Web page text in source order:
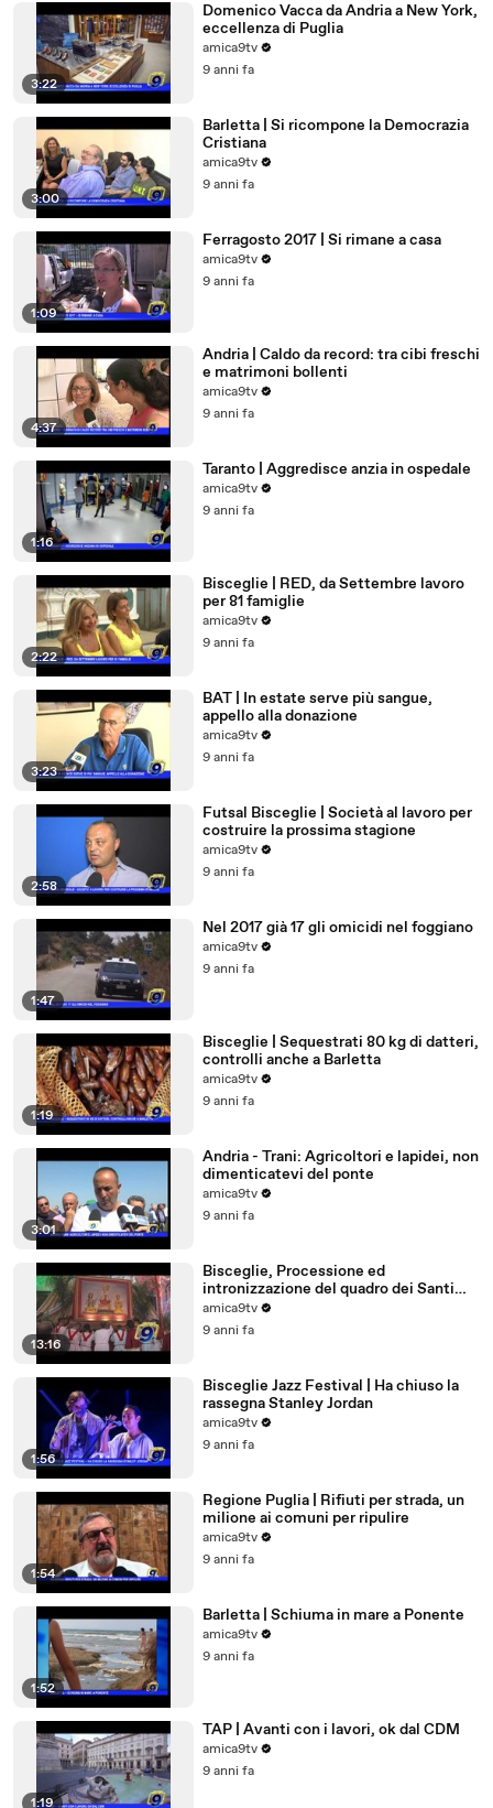
3:22
Domenico Vacca da Andria a New York,
eccellenza di Puglia
amica9tv
9 anni fa
3:00
Barletta | Si ricompone la Democrazia
Cristiana
amica9tv
9 anni fa
1:09
Ferragosto 2017 | Si rimane a casa
amica9tv
9 anni fa
4:37
Andria | Caldo da record: tra cibi freschi
e matrimoni bollenti
amica9tv
9 anni fa
1:16
Taranto | Aggredisce anzia in ospedale
amica9tv
9 anni fa
2:22
Bisceglie | RED, da Settembre lavoro
per 81 famiglie
amica9tv
9 anni fa
3:23
BAT | In estate serve più sangue,
appello alla donazione
amica9tv
9 anni fa
2:58
Futsal Bisceglie | Società al lavoro per
costruire la prossima stagione
amica9tv
9 anni fa
1:47
Nel 2017 già 17 gli omicidi nel foggiano
amica9tv
9 anni fa
1:19
Bisceglie | Sequestrati 80 kg di datteri,
controlli anche a Barletta
amica9tv
9 anni fa
3:01
Andria - Trani: Agricoltori e lapidei, non
dimenticatevi del ponte
amica9tv
9 anni fa
13:16
Bisceglie, Processione ed
intronizzazione del quadro dei Santi
Martiri
amica9tv
9 anni fa
1:56
Bisceglie Jazz Festival | Ha chiuso la
rassegna Stanley Jordan
amica9tv
9 anni fa
1:54
Regione Puglia | Rifiuti per strada, un
milione ai comuni per ripulire
amica9tv
9 anni fa
1:52
Barletta | Schiuma in mare a Ponente
amica9tv
9 anni fa
1:19
TAP | Avanti con i lavori, ok dal CDM
amica9tv
9 anni fa